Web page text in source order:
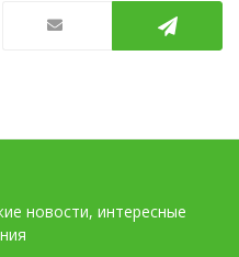
новости, интересные